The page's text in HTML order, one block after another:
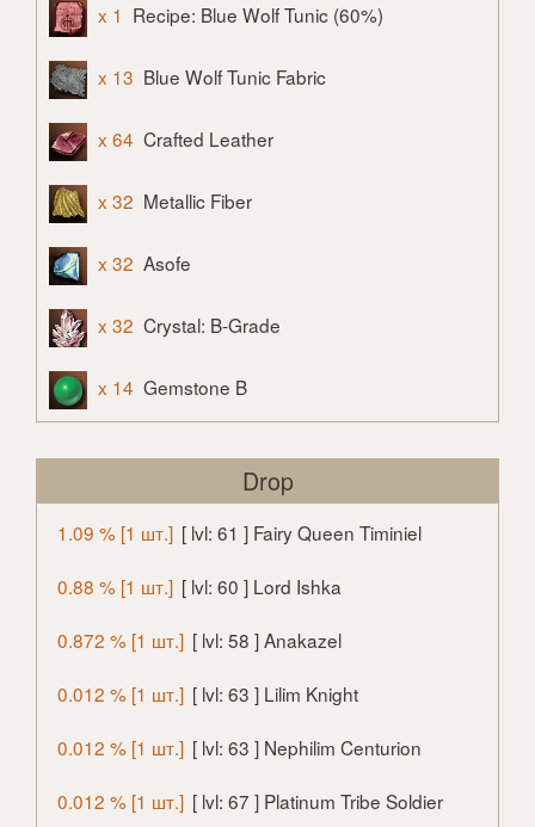
x 1 Recipe: Blue Wolf Tunic (60%)
x 13 Blue Wolf Tunic Fabric
x 64 Crafted Leather
x 32 Metallic Fiber
x 32 Asofe
x 32 Crystal: B-Grade
x 14 Gemstone B
Drop
1.09 % [1 шт.] [ lvl: 61 ] Fairy Queen Timiniel
0.88 % [1 шт.] [ lvl: 60 ] Lord Ishka
0.872 % [1 шт.] [ lvl: 58 ] Anakazel
0.012 % [1 шт.] [ lvl: 63 ] Lilim Knight
0.012 % [1 шт.] [ lvl: 63 ] Nephilim Centurion
0.012 % [1 шт.] [ lvl: 67 ] Platinum Tribe Soldier